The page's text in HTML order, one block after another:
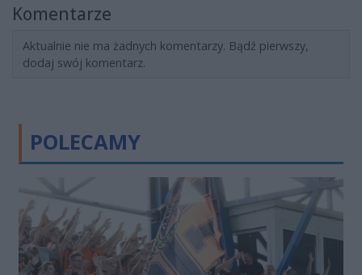
Komentarze
Aktualnie nie ma żadnych komentarzy. Bądź pierwszy,
dodaj swój komentarz.
POLECAMY